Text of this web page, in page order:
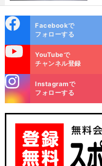
ok
Facebookで
フォローする
YouTubeで
チャンネル登録
m
Instagramで
フォローする